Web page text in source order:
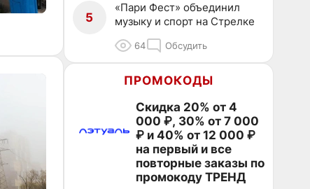
5
«Пари Фест» объединил
музыку и спорт на Стрелке
64 Обсудить
ПРОМОКОДЫ
Скидка 20% от 4
000 ₽, 30% от 7 000
₽ и 40% от 12 000 ₽
на первый и все
повторные заказы по
промокоду ТРЕНД